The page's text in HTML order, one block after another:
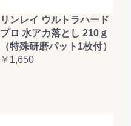
リンレイ ウルトラハード
プロ 水アカ落とし 210ｇ
（特殊研磨パット1枚付）
￥1,650